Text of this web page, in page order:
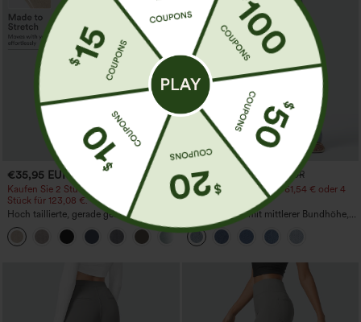
€35,95 EUR
Kaufen Sie 2 Stück für 61,54 € oder 4
Stück für 123,08 €.
Hoch taillierte, gerade geschnittene,
legere Leinen-Optik-Hose mit Taschen
+5
€44,95 EUR €49,95 EUR
Kaufen Sie 2 Stück für 61,54 € oder 4
Stück für 123,08 €.
Lässige Jeans mit mittlerer Bundhöhe,
Kordelzug und Taschen